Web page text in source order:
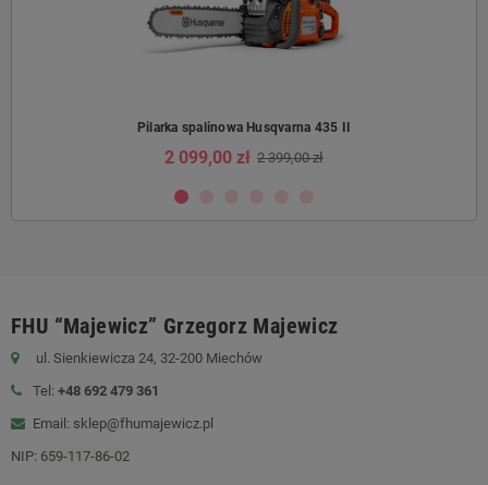
Pilarka spalinowa Husqvarna 435 II
2 099,00 zł 2 399,00 zł
FHU “Majewicz” Grzegorz Majewicz
ul. Sienkiewicza 24, 32-200 Miechów
Tel: +48 692 479 361
Email: sklep@fhumajewicz.pl
NIP: 659-117-86-02